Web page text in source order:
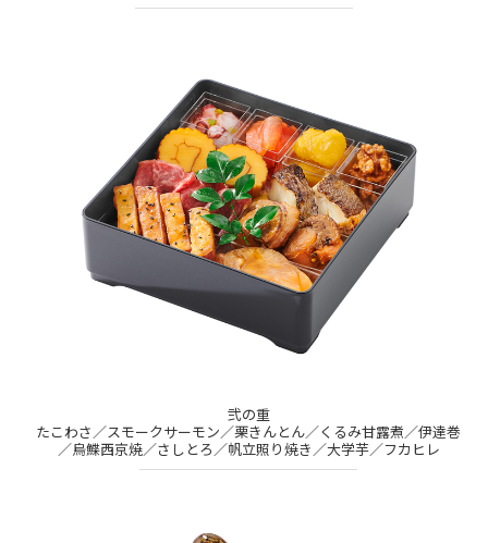
弐の重
たこわさ／スモークサーモン／栗きんとん／くるみ甘露煮／伊達巻
／烏鰈西京焼／さしとろ／帆立照り焼き／大学芋／フカヒレ